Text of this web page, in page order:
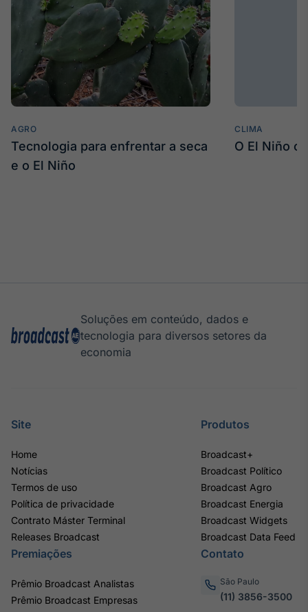
AGRO
Tecnologia para enfrentar a seca
e o El Niño
CLIMA
O El Niño
Soluções em conteúdo, dados e
tecnologia para diversos setores da
economia
Site
Home
Notícias
Termos de uso
Política de privacidade
Contrato Máster Terminal
Releases Broadcast
Produtos
Broadcast+
Broadcast Político
Broadcast Agro
Broadcast Energia
Broadcast Widgets
Broadcast Data Feed
Premiações
Prêmio Broadcast Analistas
Prêmio Broadcast Empresas
Contato
São Paulo
(11) 3856-3500